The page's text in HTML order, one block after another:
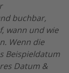
buchbar,
wann und wie
Wenn die
Beispieldatum
Datum &